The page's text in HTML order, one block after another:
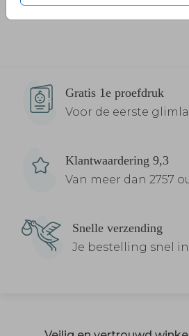
Gratis 1e proefdruk
Voor de eerste
Klantwaardering 9,3
Van meer dan 2757
Snelle verzending
Je bestelling snel